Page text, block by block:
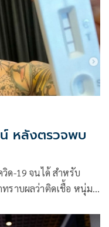
น์ หลังตรวจพบ
ด-19 จนได้ สำหรับ
ราบผลว่าติดเชื้อ หนุ่ม
ร็จสรรพ